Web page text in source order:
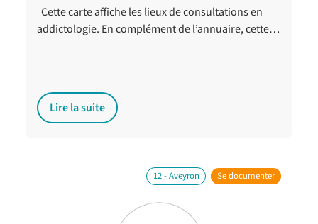
Cette carte affiche les lieux de consultations en
addictologie. En complément de l’annuaire, cette…
Lire la suite
12 - Aveyron Se documenter